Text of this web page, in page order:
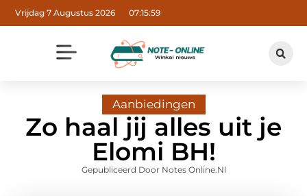
Vrijdag 7 Augustus 2026 07:16:00
Aanbiedingen
Zo haal jij alles uit je
Elomi BH!
Gepubliceerd Door Notes Online.nl